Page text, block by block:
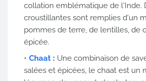
collation emblématique de l'Inde.
croustillantes sont remplies d'un
pommes de terre, de lentilles, de
épicée.
Chaat : Une combinaison de
salées et épicées, le chaat est un